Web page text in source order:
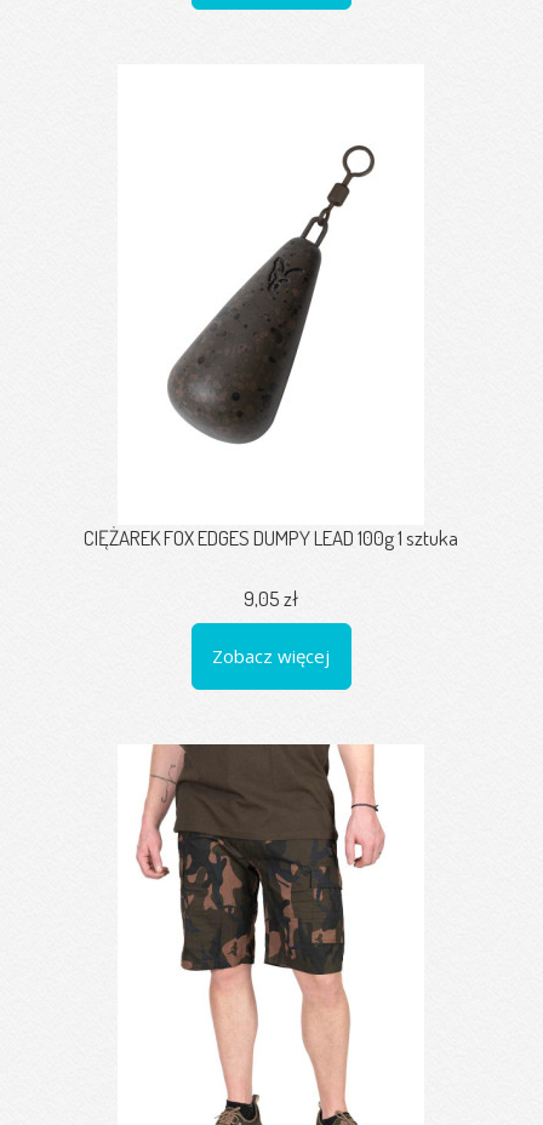
CIĘŻAREK FOX EDGES DUMPY LEAD 100g 1 sztuka
9,05 zł
Zobacz więcej